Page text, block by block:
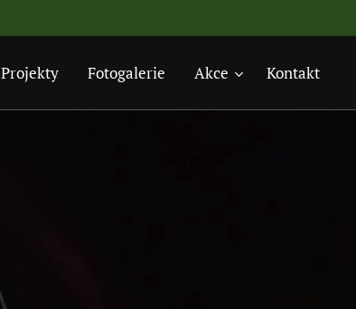
Projekty Fotogalerie Akce Kontakt